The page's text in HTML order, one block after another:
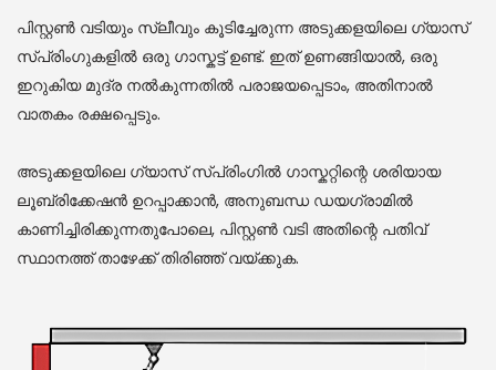
പിസ്റ്റൺ വടിയും സ്ലീവും കൂടിച്ചേരുന്ന അടുക്കളയിലെ ഗ്യാസ്
സ്പ്രിംഗുകളിൽ ഒരു ഗാസ്കട്ട് ഉണ്ട്. ഇത് ഉണങ്ങിയാൽ, ഒരു
ഇറുകിയ മുദ്ര നൽകുന്നതിൽ പരാജയപ്പെടാം, അതിനാൽ
വാതകം രക്ഷപ്പെടും.
അടുക്കളയിലെ ഗ്യാസ് സ്പ്രിംഗിൽ ഗാസ്കറ്റിന്റെ ശരിയായ
ലൂബ്രിക്കേഷൻ ഉറപ്പാക്കാൻ, അനുബന്ധ ഡയഗ്രാമിൽ
കാണിച്ചിരിക്കുന്നതുപോലെ, പിസ്റ്റൺ വടി അതിന്റെ പതിവ്
സ്ഥാനത്ത് താഴേക്ക് തിരിഞ്ഞ് വയ്ക്കുക.